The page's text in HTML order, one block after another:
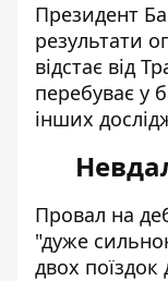
Президент
результати
відстає від
перебуває у
інших
Провал на
"дуже
двох